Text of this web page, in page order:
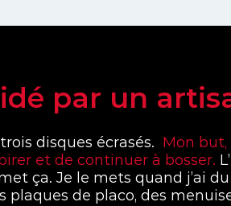
par un
trois disques écrasés. Mon but,
et de continuer à bosser.
ça. Je le mets quand j’ai
plaques de placo, des